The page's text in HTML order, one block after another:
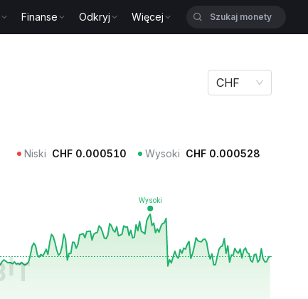
Finanse Odkryj Więcej
CHF
Niski CHF 0.000510 Wysoki CHF 0.000528